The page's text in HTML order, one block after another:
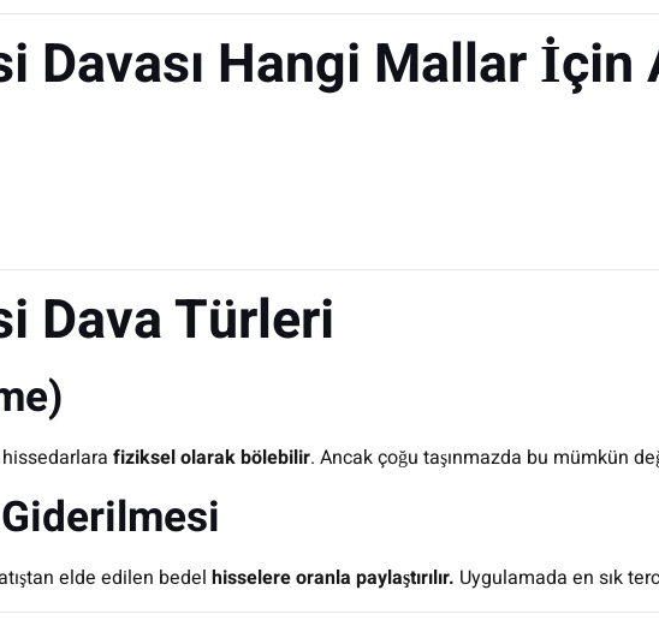
Davası Hangi Mallar İçin
Dava Türleri
fiziksel olarak bölebilir. Ancak çoğu taşınmazda bu mümkün
elde edilen bedel hisselere oranla paylaştırılır. Uygulamada en sık